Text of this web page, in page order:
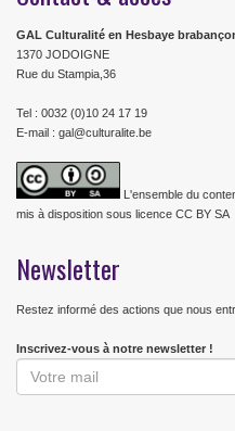
GAL Culturalité en Hesbaye
1370 JODOIGNE
Rue du Stampia,36
Tel : 0032 (0)10 24 17 19
E-mail : gal@culturalite.be
L'ensemble du
mis à disposition sous licence CC BY SA
Newsletter
Restez informé des actions que nous
Inscrivez-vous à notre newsletter !